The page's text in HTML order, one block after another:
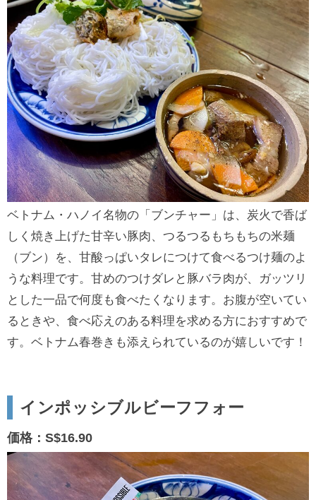
ベトナム・ハノイ名物の「ブンチャー」は、炭火で香ば
しく焼き上げた甘辛い豚肉、つるつるもちもちの米麺
（ブン）を、甘酸っぱいタレにつけて食べるつけ麺のよ
うな料理です。甘めのつけダレと豚バラ肉が、ガッツリ
とした一品で何度も食べたくなります。お腹が空いてい
るときや、食べ応えのある料理を求める方におすすめで
す。ベトナム春巻きも添えられているのが嬉しいです！
インポッシブルビーフフォー
価格：S$16.90